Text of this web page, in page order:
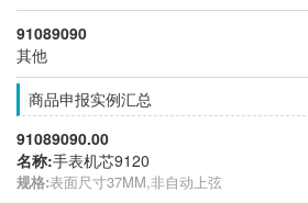
91089090
其他
商品申报实例汇总
91089090.00
名称:手表机芯9120
规格:表面尺寸37MM,非自动上弦